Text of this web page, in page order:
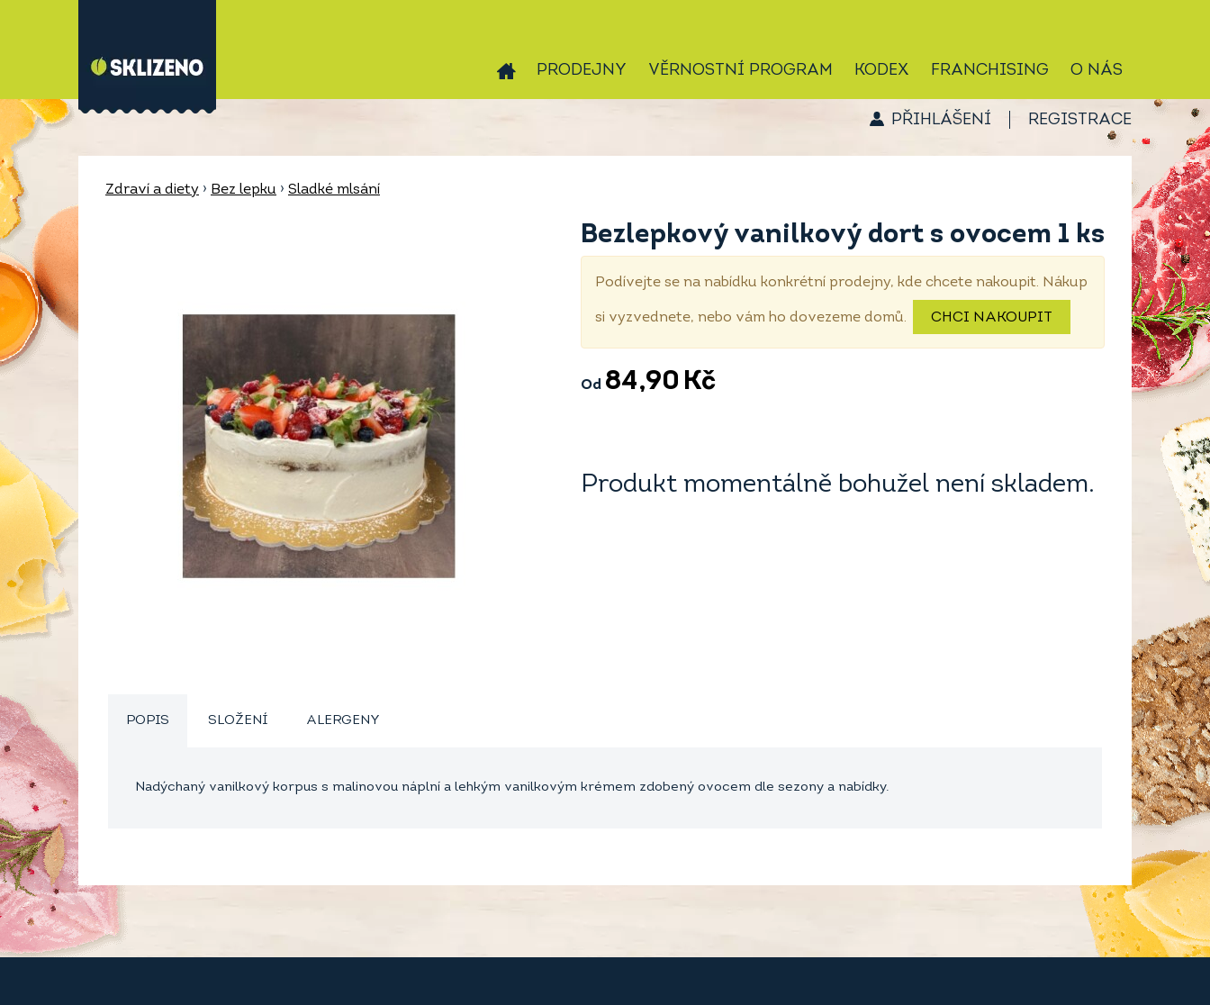
PRODEJNY VĚRNOSTNÍ PROGRAM KODEX FRANCHISING O NÁS
PŘIHLÁŠENÍ REGISTRACE
Zdraví a diety › Bez lepku › Sladké mlsání
Bezlepkový vanilkový dort s ovocem 1 ks
Podívejte se na nabídku konkrétní prodejny, kde chcete nakoupit. Nákup
si vyzvednete, nebo vám ho dovezeme domů. CHCI NAKOUPIT
Od 84,90 Kč
Produkt momentálně bohužel není skladem.
POPIS SLOŽENÍ ALERGENY
Nadýchaný vanilkový korpus s malinovou náplní a lehkým vanilkovým krémem zdobený ovocem dle sezony a nabídky.